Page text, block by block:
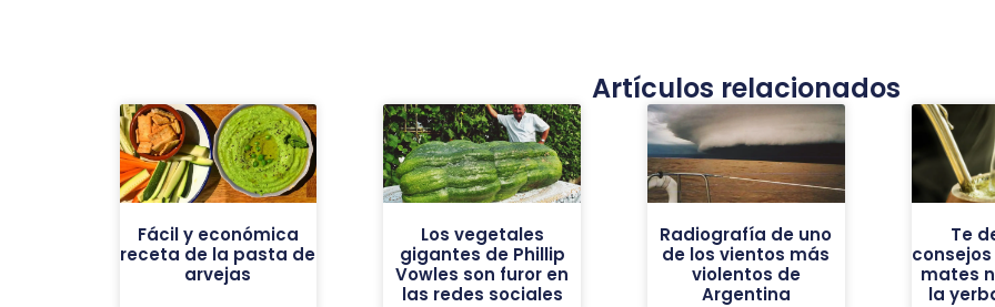
Artículos relacionados
Fácil y económica
receta de la pasta de
arvejas
Los vegetales
gigantes de Phillip
Vowles son furor en
las redes sociales
Radiografía de uno
de los vientos más
violentos de
Argentina
Te
mates
la